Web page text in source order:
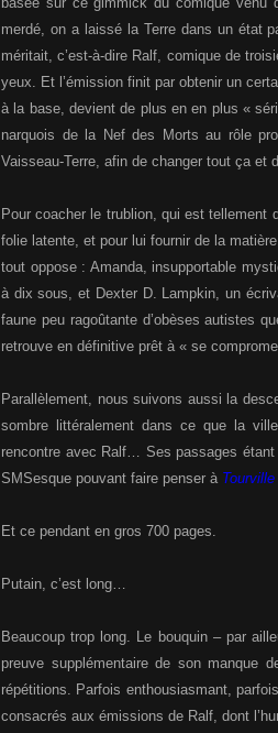
merdé, on a laissé la Terre dans un état
méritait, c’est-à-dire Ralf, comique de
yeux. Et l’émission finit par obtenir un
à la base, devient de plus en en plus «
narquois de la Nef des Morts au rôle
Vaisseau-Terre, afin de changer tout ça et
Pour coacher le trublion, qui est tellement
folie latente, et pour lui fournir de la
tout oppose : Amanda, insupportable
à dix sous, et Dexter D. Lampkin, un
faune peu ragoûtante d’obèses autistes
retrouve en définitive prêt à « se
Parallèlement, nous suivons aussi la
sombre littéralement dans ce que la
rencontre avec Ralf… Ses passages
SMSesque pouvant faire penser à Tourville
Et ce pendant en gros 700 pages.
Putain, c’est long…
Beaucoup trop long. Le bouquin – par
preuve supplémentaire de son manque
répétitions. Parfois enthousiasmant,
consacrés aux émissions de Ralf, dont